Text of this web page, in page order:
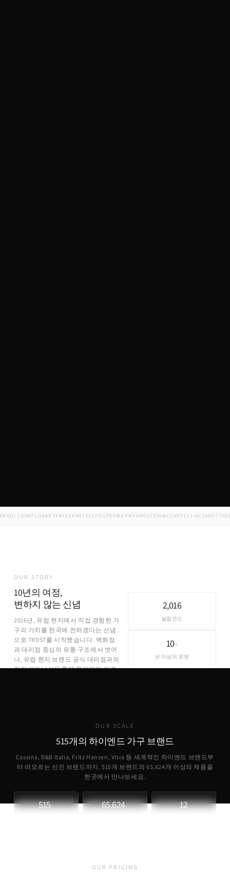
USMFLOSARTEMIDE KARTELL POLTRONA FRAUMOLTENI&CCAPPELLINIZANOTTAEDRA
OUR STORY
10년의 여정,
변하지 않는 신념
2016년, 유럽 현지에서 직접 경험한 가
구의 가치를 한국에 전하겠다는 신념
으로 TRDST를 시작했습니다. 백화점
과 대리점 중심의 유통 구조에서 벗어
나, 유럽 현지 브랜드 공식 대리점과의
직접 파트너십을 통해 합리적인 가격
2,016
설립연도
10+
년 이상의 운영
OUR SCALE
515개의 하이엔드 가구 브랜드
Cassina, B&B Italia, Fritz Hansen, Vitra 등 세계적인 하이엔드 브랜드부
터 떠오르는 신진 브랜드까지. 515개 브랜드의65,624개 이상의 제품을
한곳에서 만나보세요.
515+ 65,624+ 12
OUR PRICING